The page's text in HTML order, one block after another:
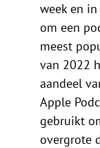
week en
om een
meest
van 2022
aandeel
Apple
gebruikt
overgrote